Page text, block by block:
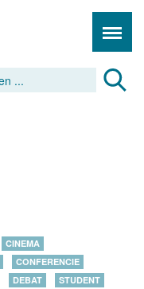
CINEMA
CONFERENCIE
DEBAT
STUDENT